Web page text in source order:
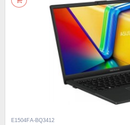
E1504FA-BQ3412